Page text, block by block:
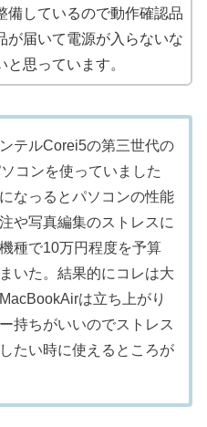
備しているので動作確認品
が届いて電源が入らないな
と思っています。
テルCorei5の第三世代の
コンを使っていました
なっるとパソコンの性能
や写真編集のストレスに
種で10万円程度を予算
いた。結果的にコレは大
は立ち上がり
持ちがいいのでストレス
たい時に使えるところが